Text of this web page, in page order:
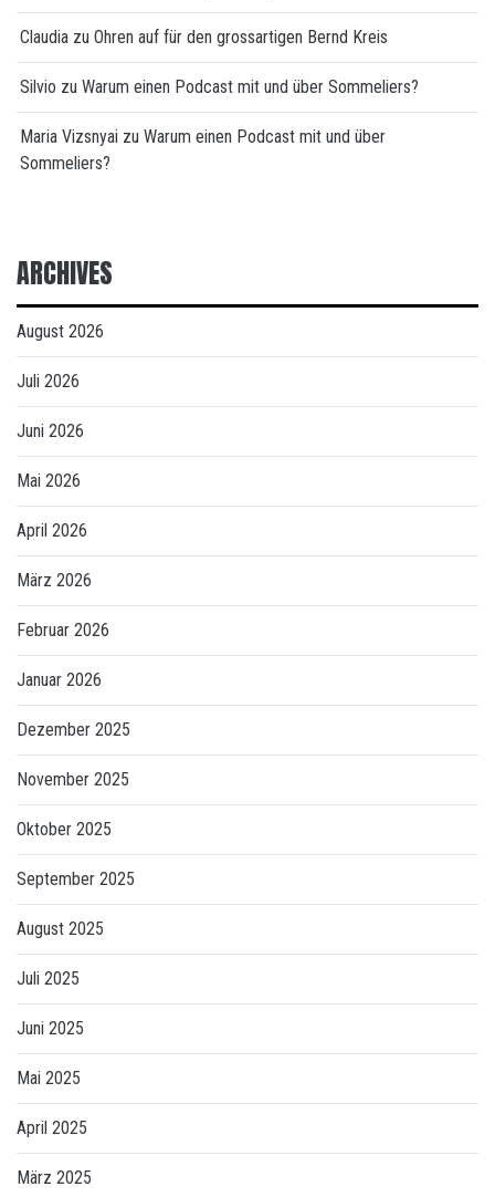
Claudia zu Ohren auf für den grossartigen Bernd Kreis
Silvio zu Warum einen Podcast mit und über Sommeliers?
Maria Vizsnyai zu Warum einen Podcast mit und über
Sommeliers?
ARCHIVES
August 2026
Juli 2026
Juni 2026
Mai 2026
April 2026
März 2026
Februar 2026
Januar 2026
Dezember 2025
November 2025
Oktober 2025
September 2025
August 2025
Juli 2025
Juni 2025
Mai 2025
April 2025
März 2025